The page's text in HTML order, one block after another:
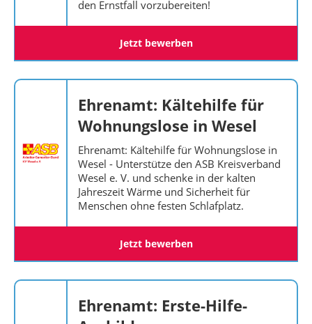
den Ernstfall vorzubereiten!
Jetzt bewerben
Ehrenamt: Kältehilfe für
Wohnungslose in Wesel
Ehrenamt: Kältehilfe für Wohnungslose in
Wesel - Unterstütze den ASB Kreisverband
Wesel e. V. und schenke in der kalten
Jahreszeit Wärme und Sicherheit für
Menschen ohne festen Schlafplatz.
Jetzt bewerben
Ehrenamt: Erste-Hilfe-